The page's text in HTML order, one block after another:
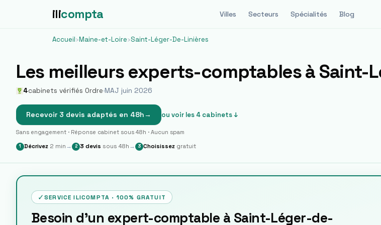
ilicompta Villes Secteurs Spécialités Blog
Accueil›Maine-et-Loire›Saint-Léger-De-Linières
Les meilleurs experts-comptables àSaint-
4cabinets vérifiés Ordre·MAJ juin 2026
Recevoir 3 devis adaptés en 48h→ ou voir les 4 cabinets ↓
Sans engagement · Réponse cabinet sous 48h · Aucun spam
1 Décrivez 2 min → 2 3 devis sous 48h → 3 Choisissez gratuit
✓ SERVICE ILICOMPTA · 100% GRATUIT
Besoin d'un expert-comptable à Saint-Léger-de-